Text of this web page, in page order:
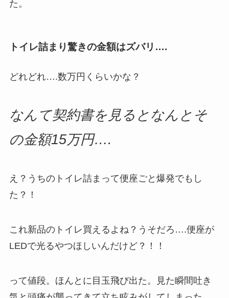
た。
トイレ詰まり驚きの金額はズバリ….
どれどれ….数万円くらいかな？
なんて契約書を見るとなんとそ
の金額15万円….
え？うちのトイレ詰まって便座ごと爆発でもし
た？！
これ新品のトイレ買えるよね？うそだろ….便座が
LEDで光るやつほしいんだけど？！！
って値段。ほんとに目玉飛び出た。見た瞬間吐き